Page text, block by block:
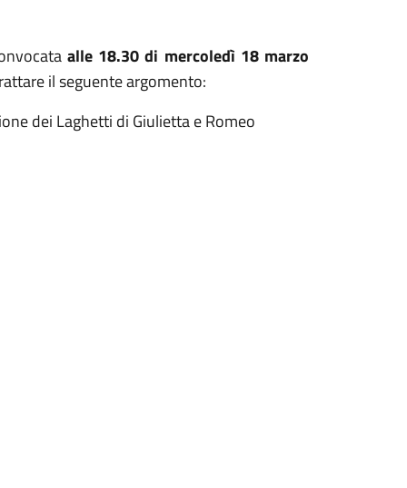
alle 18.30 di mercoledì 18 marzo
il seguente argomento:
dei Laghetti di Giulietta e Romeo